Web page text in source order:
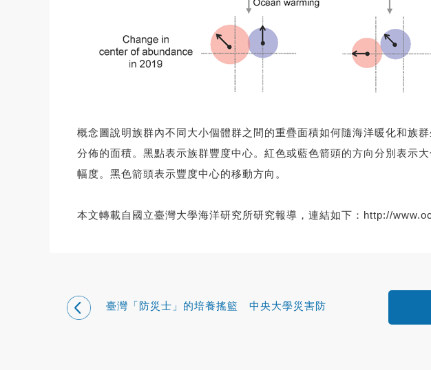
概念圖說明族群內不同大小個體群之間的重疊面積如何隨海洋暖化和族
分佈的面積。黑點表示族群豐度中心。紅色或藍色箭頭的方向分別表示
幅度。黑色箭頭表示豐度中心的移動方向。
本文轉載自國立臺灣大學海洋研究所研究報導，連結如下： http://
臺灣「防災士」的培養搖籃 中央大學災害防